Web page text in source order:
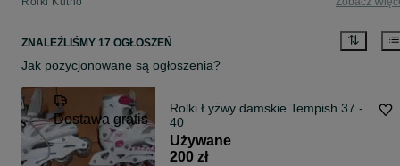
ZNALEŹLIŚMY 17 OGŁOSZEŃ
Jak pozycjonowane są ogłoszenia?
Dostawa gratis
Rolki Łyżwy damskie Tempish 37 -
40
Używane
200 zł